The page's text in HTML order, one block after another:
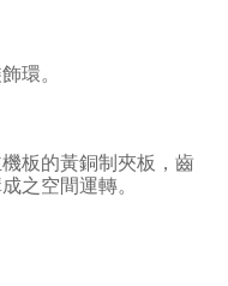
環。
板的黃銅制夾板，齒
之空間運轉。